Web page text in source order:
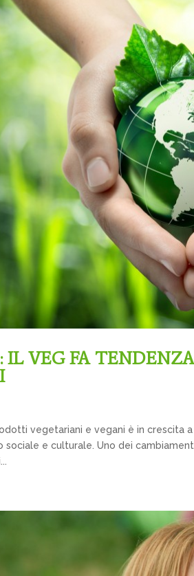
VEG FA
vegetariani e vegani è in crescita
sociale e culturale. Uno dei